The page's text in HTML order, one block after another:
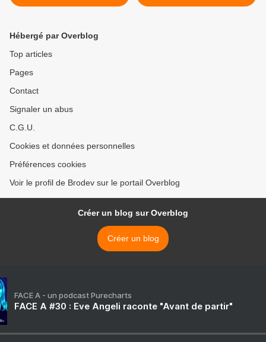
Hébergé par Overblog
Top articles
Pages
Contact
Signaler un abus
C.G.U.
Cookies et données personnelles
Préférences cookies
Voir le profil de Brodev sur le portail Overblog
Créer un blog sur Overblog
Créer un blog
FACE A - un podcast Purecharts
FACE A #30 : Eve Angeli raconte "Avant de partir"